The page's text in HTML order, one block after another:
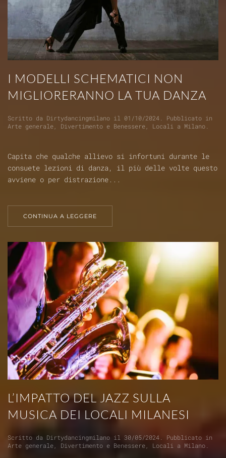
I MODELLI SCHEMATICI NON
MIGLIORERANNO LA TUA DANZA
Scritto da Dirtydancingmilano il 01/10/2024 . Pubblicato in
Arte generale
Divertimento e Benessere Locali a Milano
Capita che qualche allievo si infortuni durante le
consuete lezioni di danza, il più delle volte questo
avviene o per distrazione...
CONTINUA A LEGGERE
L’IMPATTO DEL JAZZ SULLA
MUSICA DEI LOCALI MILANESI
Scritto da Dirtydancingmilano il 30/05/2024 . Pubblicato in
Arte generale
Divertimento e Benessere Locali a Milano